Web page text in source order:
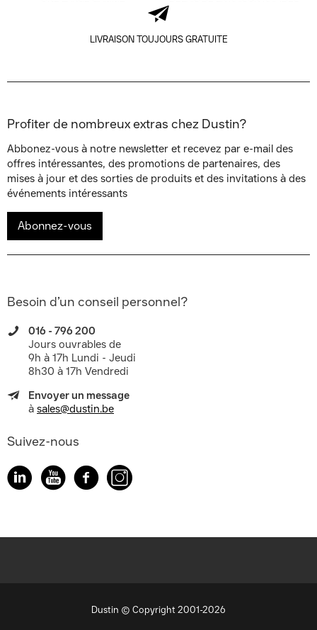
LIVRAISON TOUJOURS GRATUITE
Profiter de nombreux extras chez Dustin?
Abbonez-vous à notre newsletter et recevez par e-mail des
offres intéressantes, des promotions de partenaires, des
mises à jour et des sorties de produits et des invitations à des
événements intéressants
Abonnez-vous
Besoin d’un conseil personnel?
016 - 796 200
Jours ouvrables de
9h à 17h Lundi - Jeudi
8h30 à 17h Vendredi
Envoyer un message
à sales@dustin.be
Suivez-nous
Dustin © Copyright 2001-2026